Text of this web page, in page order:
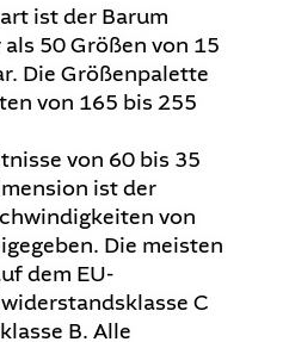
ist der Barum
50 Größen von 15
Die Größenpalette
von 165 bis 255
von 60 bis 35
ist der
von
Die meisten
dem EU-
C
B. Alle